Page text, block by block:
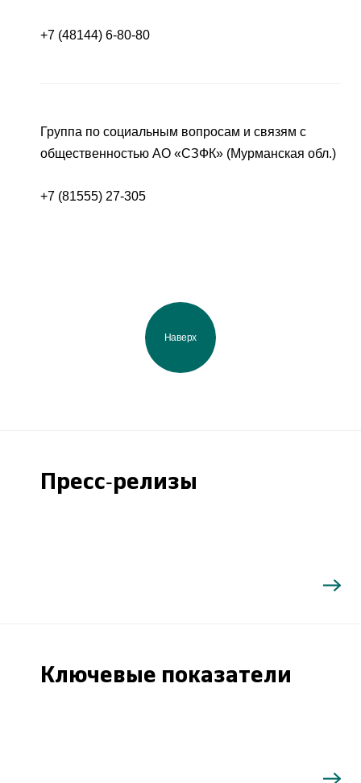
+7 (48144) 6-80-80
Группа по социальным вопросам и связям с
общественностью АО «СЗФК» (Мурманская обл.)
+7 (81555) 27-305
Наверх
Пресс-релизы
Ключевые показатели